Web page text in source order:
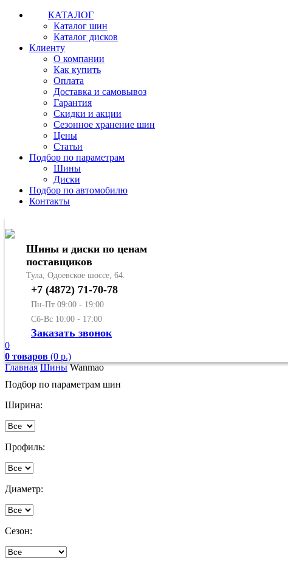
КАТАЛОГ
Каталог шин
Каталог дисков
Клиенту
О компании
Как купить
Оплата
Доставка и самовывоз
Гарантия
Скидки и акции
Сезонное хранение шин
Цены
Статьи
Подбор по параметрам
Шины
Диски
Подбор по автомобилю
Контакты
Шины и диски по ценам
поставщиков
Тула, Одоевское шоссе, 64.
+7 (4872) 71-70-78
Пн-Пт 09:00 - 19:00
Сб-Вс 10:00 - 17:00
Заказать звонок
0
0 товаров (0 р.)
Главная ШиныWanmao
Подбор по параметрам шин
Ширина:
Профиль:
Диаметр:
Сезон: